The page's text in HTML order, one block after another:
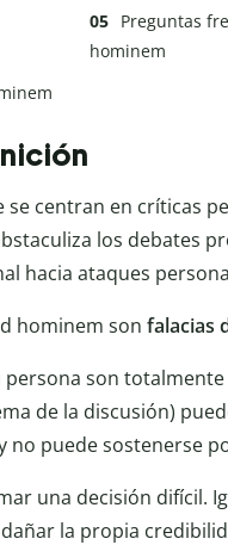
Preguntas
hominem
se centran en críticas
los debates
hacia ataques
hominem son falacias
son
de la discusión)
no puede sostenerse
una decisión difícil.
la propia